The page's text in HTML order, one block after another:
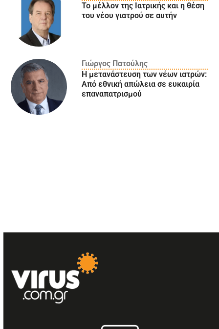
Το μέλλον της Ιατρικής και η θέση
του νέου γιατρού σε αυτήν
Γιώργος Πατούλης
Η μετανάστευση των νέων ιατρών:
Aπό εθνική απώλεια σε ευκαιρία
επαναπατρισμού